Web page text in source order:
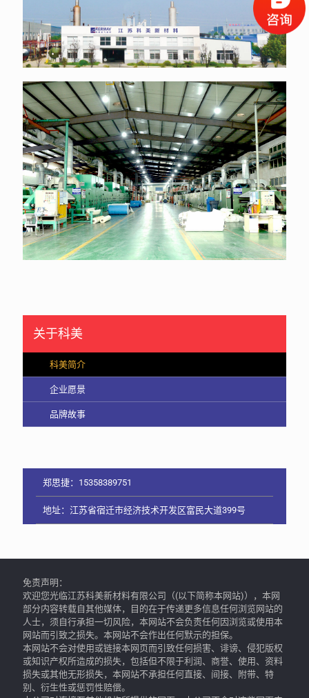
关于科美
科美简介
企业愿景
品牌故事
郑思捷：15358389751
地址：江苏省宿迁市经济技术开发区富民大道399号
免责声明：
欢迎您光临江苏科美新材料有限公司（(以下简称本网站)），本网
部分内容转载自其他媒体，目的在于传递更多信息任何浏览网站的
人士，须自行承担一切风险，本网站不会负责任何因浏览或使用本
网站而引致之损失。本网站不会作出任何默示的担保。
本网站不会对使用或链接本网页而引致任何损害、诽谤、侵犯版权
或知识产权所造成的损失，包括但不限于利润、商誉、使用、资料
损失或其他无形损失，本网站不承担任何直接、间接、附带、特
别、衍生性或惩罚性赔偿。